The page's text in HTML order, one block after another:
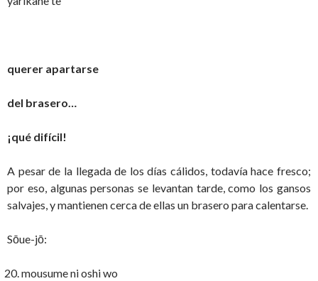
querer apartarse
del brasero…
¡qué difícil!
A pesar de la llegada de los días cálidos, todavía hace fresco;
por eso, algunas personas se levantan tarde, como los gansos
salvajes, y mantienen cerca de ellas un brasero para calentarse.
Sōue-jō:
mousume ni oshi wo